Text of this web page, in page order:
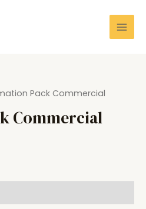
Pack Commercial
Commercial